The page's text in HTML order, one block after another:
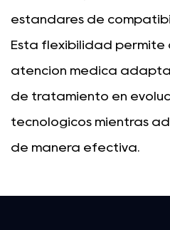
estándares de
Esta flexibilidad permite
atención médica
de tratamiento en
tecnológicos mientras
de manera efectiva.